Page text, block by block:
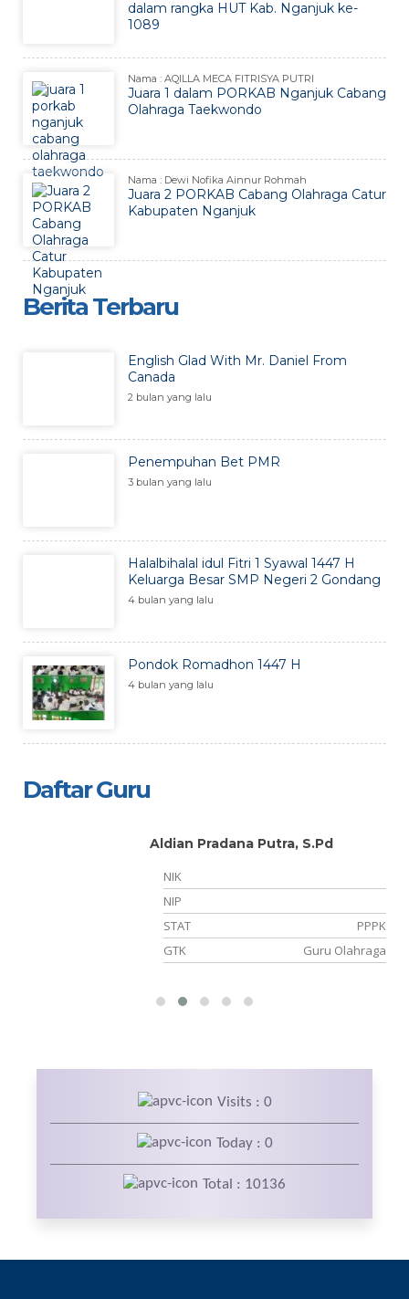
dalam rangka HUT Kab. Nganjuk ke-
1089
Nama : AQILLA MECA FITRISYA PUTRI
Juara 1 dalam PORKAB Nganjuk Cabang
Olahraga Taekwondo
Nama : Dewi Nofika Ainnur Rohmah
Juara 2 PORKAB Cabang Olahraga Catur
Kabupaten Nganjuk
Berita Terbaru
English Glad With Mr. Daniel From
Canada
2 bulan yang lalu
Penempuhan Bet PMR
3 bulan yang lalu
Halalbihalal idul Fitri 1 Syawal 1447 H
Keluarga Besar SMP Negeri 2 Gondang
4 bulan yang lalu
Pondok Romadhon 1447 H
4 bulan yang lalu
Daftar Guru
Aldian Pradana Putra, S.Pd
NIK
NIP
STAT
PPPK
GTK
Guru Olahraga
Visits : 0
Today : 0
Total : 10136